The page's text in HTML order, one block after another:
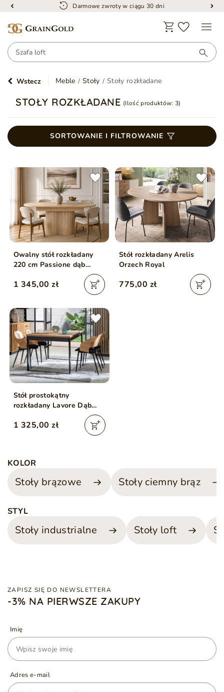
Darmowe zwroty w ciągu 30 dni
Wstecz Meble Stoły Stoły rozkładane
STOŁY ROZKŁADANE (Ilość produktów: 3)
SORTOWANIE I FILTROWANIE
Owalny stół rozkładany
220 cm Passione dąb
1 345,00 zł
Stół rozkładany Arelis
Orzech Royal
775,00 zł
Stół prostokątny
rozkładany Lavore Dąb
1 325,00 zł
KOLOR
Stoły brązowe Stoły ciemny brąz
STYL
Stoły industrialne Stoły loft
ZAPISZ SIĘ DO NEWSLETTERA
-3% NA PIERWSZE ZAKUPY
Imię
Adres e-mail